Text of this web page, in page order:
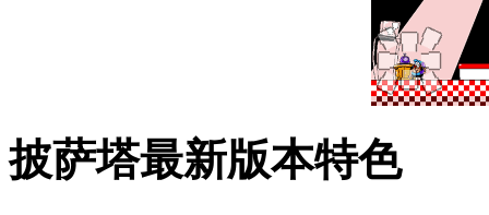
披萨塔最新版本特色